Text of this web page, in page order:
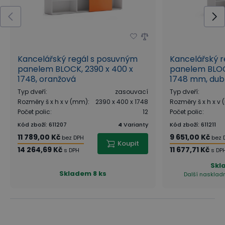
Jaké dekory jsou v kolekci BLOCK k
V kolekci BLOCK naleznete kancelářský nábytek v
dezénech bílá, dub přírodní, grafit a oranžová.
Všechny prvky řady BLOCK lze díky jednoduchému
designu a univerzálním dekorům snadno
kombinovat i s ostatním kancelářským nábytkem z
výroby B2B Partner.
Kancelářský regál s posuvným
panelem BLOCK, 2390 x 400 x
1748, oranžová
Typ dveří:
zasouvací
Rozměry š x h x v (mm):
2390 x 400 x 1748
Počet polic: 12
Kód zboží: 611207 4 Varianty
11 789,00 Kč bez DPH
14 264,69 Kč s DPH
Koupit
Skladem 8 ks
Kancelářský
panelem
1748 mm,
Typ dveří:
Rozměry š x h x v
Počet polic:
Kód zboží: 611211
9 651,00 Kč bez
11 677,71 Kč s
Další